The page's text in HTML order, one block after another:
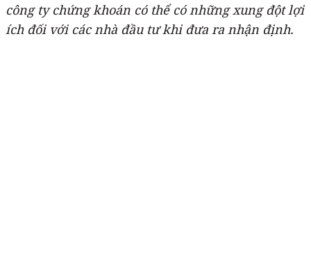
công ty chứng khoán có thể có những xung đột lợi
ích đối với các nhà đầu tư khi đưa ra nhận định.